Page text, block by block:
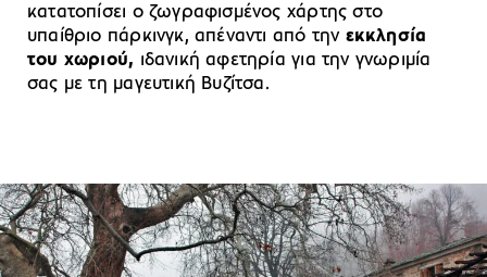
κατατοπίσει ο ζωγραφισμένος χάρτης στο
υπαίθριο πάρκινγκ, απέναντι από την εκκλησία
του χωριού, ιδανική αφετηρία για την γνωριμία
σας με τη μαγευτική Βυζίτσα.